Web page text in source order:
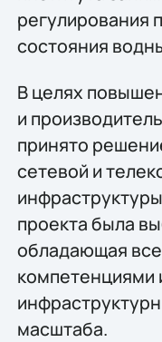
регулирования
состояния
В целях
и
принято
сетевой и
проекта была
обладающая
компетенциями
масштаба.